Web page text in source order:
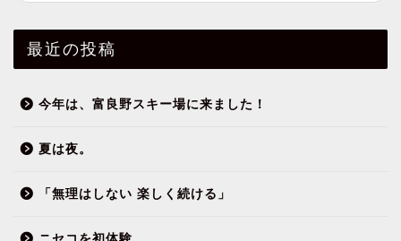
最近の投稿
今年は、富良野スキー場に来ました！
夏は夜。
「無理はしない 楽しく続ける」